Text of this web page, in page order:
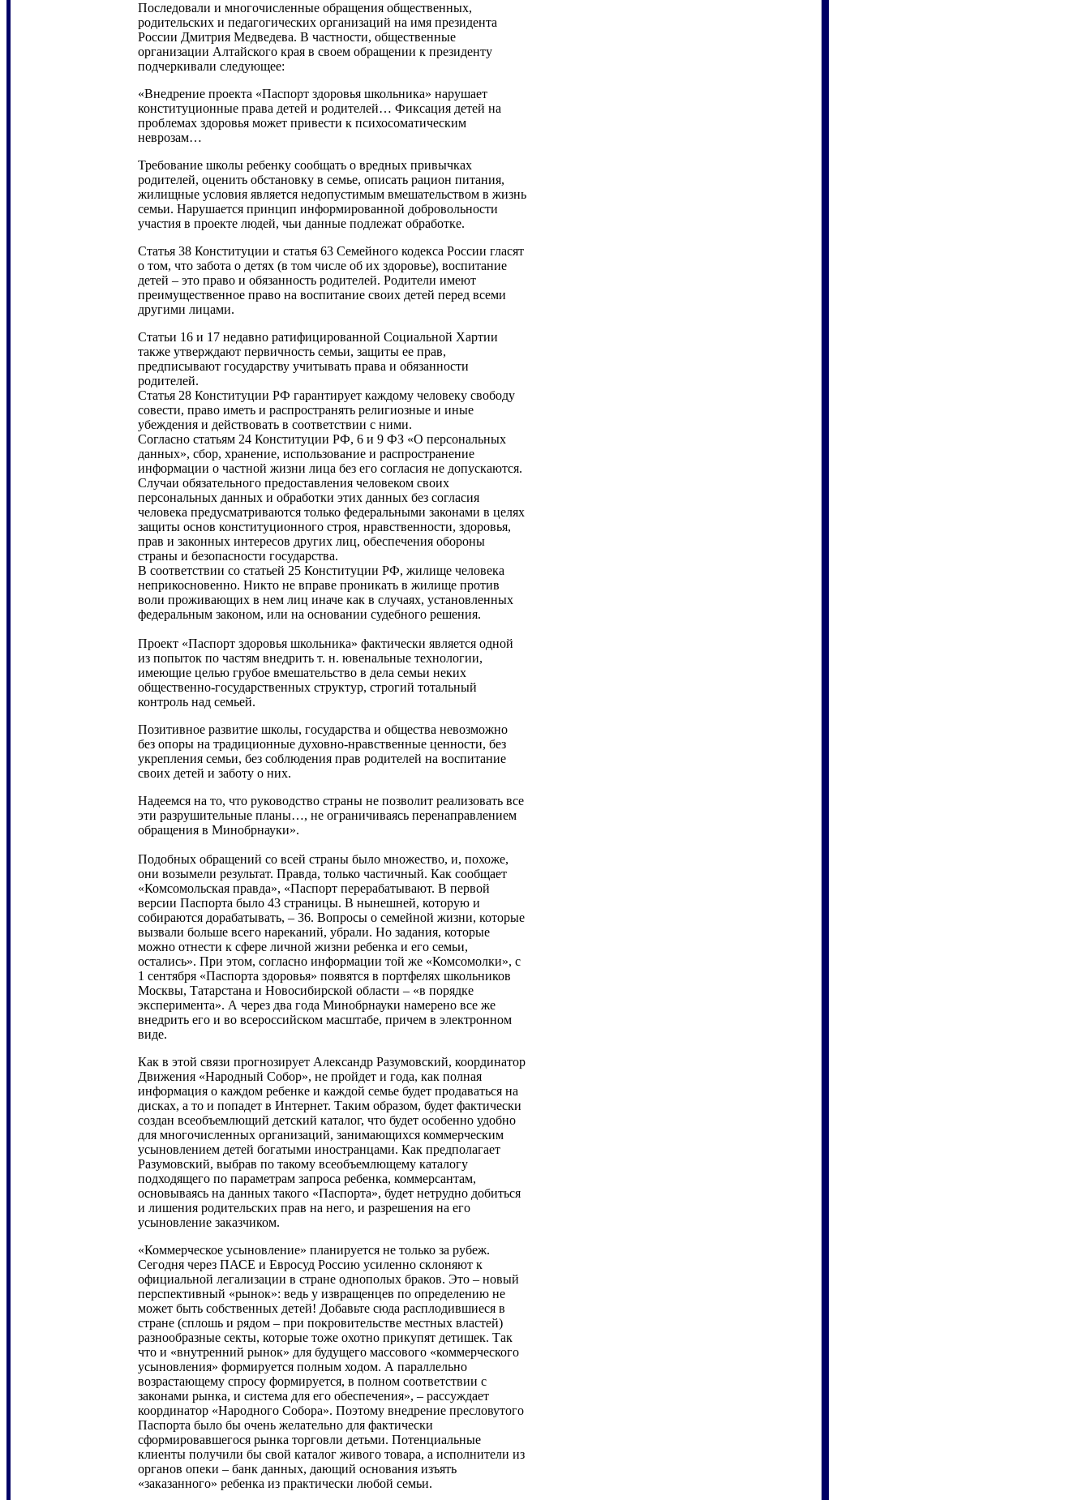
Последовали и многочисленные обращения общественных,
родительских и педагогических организаций на имя президента
России Дмитрия Медведева. В частности, общественные
организации Алтайского края в своем обращении к президенту
подчеркивали следующее:
«Внедрение проекта «Паспорт здоровья школьника» нарушает
конституционные права детей и родителей… Фиксация детей на
проблемах здоровья может привести к психосоматическим
неврозам…
Требование школы ребенку сообщать о вредных привычках
родителей, оценить обстановку в семье, описать рацион питания,
жилищные условия является недопустимым вмешательством в жизнь
семьи. Нарушается принцип информированной добровольности
участия в проекте людей, чьи данные подлежат обработке.
Статья 38 Конституции и статья 63 Семейного кодекса России гласят
о том, что забота о детях (в том числе об их здоровье), воспитание
детей – это право и обязанность родителей. Родители имеют
преимущественное право на воспитание своих детей перед всеми
другими лицами.
Статьи 16 и 17 недавно ратифицированной Социальной Хартии
также утверждают первичность семьи, защиты ее прав,
предписывают государству учитывать права и обязанности
родителей.
Статья 28 Конституции РФ гарантирует каждому человеку свободу
совести, право иметь и распространять религиозные и иные
убеждения и действовать в соответствии с ними.
Согласно статьям 24 Конституции РФ, 6 и 9 ФЗ «О персональных
данных», сбор, хранение, использование и распространение
информации о частной жизни лица без его согласия не допускаются.
Случаи обязательного предоставления человеком своих
персональных данных и обработки этих данных без согласия
человека предусматриваются только федеральными законами в целях
защиты основ конституционного строя, нравственности, здоровья,
прав и законных интересов других лиц, обеспечения обороны
страны и безопасности государства.
В соответствии со статьей 25 Конституции РФ, жилище человека
неприкосновенно. Никто не вправе проникать в жилище против
воли проживающих в нем лиц иначе как в случаях, установленных
федеральным законом, или на основании судебного решения.
Проект «Паспорт здоровья школьника» фактически является одной
из попыток по частям внедрить т. н. ювенальные технологии,
имеющие целью грубое вмешательство в дела семьи неких
общественно-государственных структур, строгий тотальный
контроль над семьей.
Позитивное развитие школы, государства и общества невозможно
без опоры на традиционные духовно-нравственные ценности, без
укрепления семьи, без соблюдения прав родителей на воспитание
своих детей и заботу о них.
Надеемся на то, что руководство страны не позволит реализовать все
эти разрушительные планы…, не ограничиваясь перенаправлением
обращения в Минобрнауки».
Подобных обращений со всей страны было множество, и, похоже,
они возымели результат. Правда, только частичный. Как сообщает
«Комсомольская правда», «Паспорт перерабатывают. В первой
версии Паспорта было 43 страницы. В нынешней, которую и
собираются дорабатывать, – 36. Вопросы о семейной жизни, которые
вызвали больше всего нареканий, убрали. Но задания, которые
можно отнести к сфере личной жизни ребенка и его семьи,
остались». При этом, согласно информации той же «Комсомолки», с
1 сентября «Паспорта здоровья» появятся в портфелях школьников
Москвы, Татарстана и Новосибирской области – «в порядке
эксперимента». А через два года Минобрнауки намерено все же
внедрить его и во всероссийском масштабе, причем в электронном
виде.
Как в этой связи прогнозирует Александр Разумовский, координатор
Движения «Народный Собор», не пройдет и года, как полная
информация о каждом ребенке и каждой семье будет продаваться на
дисках, а то и попадет в Интернет. Таким образом, будет фактически
создан всеобъемлющий детский каталог, что будет особенно удобно
для многочисленных организаций, занимающихся коммерческим
усыновлением детей богатыми иностранцами. Как предполагает
Разумовский, выбрав по такому всеобъемлющему каталогу
подходящего по параметрам запроса ребенка, коммерсантам,
основываясь на данных такого «Паспорта», будет нетрудно добиться
и лишения родительских прав на него, и разрешения на его
усыновление заказчиком.
«Коммерческое усыновление» планируется не только за рубеж.
Сегодня через ПАСЕ и Евросуд Россию усиленно склоняют к
официальной легализации в стране однополых браков. Это – новый
перспективный «рынок»: ведь у извращенцев по определению не
может быть собственных детей! Добавьте сюда расплодившиеся в
стране (сплошь и рядом – при покровительстве местных властей)
разнообразные секты, которые тоже охотно прикупят детишек. Так
что и «внутренний рынок» для будущего массового «коммерческого
усыновления» формируется полным ходом. А параллельно
возрастающему спросу формируется, в полном соответствии с
законами рынка, и система для его обеспечения», – рассуждает
координатор «Народного Собора». Поэтому внедрение пресловутого
Паспорта было бы очень желательно для фактически
сформировавшегося рынка торговли детьми. Потенциальные
клиенты получили бы свой каталог живого товара, а исполнители из
органов опеки – банк данных, дающий основания изъять
«заказанного» ребенка из практически любой семьи.